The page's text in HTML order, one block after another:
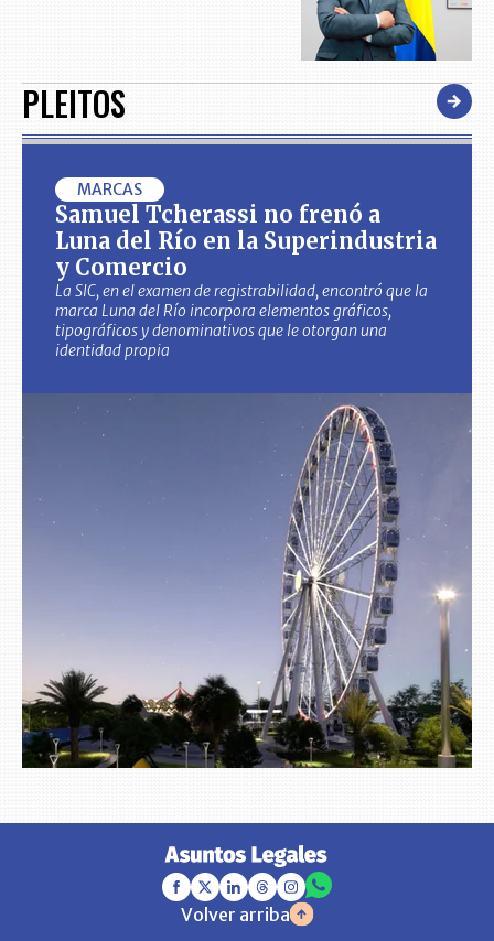
PLEITOS
MARCAS
Samuel Tcherassi no frenó a
Luna del Río en la Superindustria
y Comercio
La SIC, en el examen de registrabilidad, encontró que la
marca Luna del Río incorpora elementos gráficos,
tipográficos y denominativos que le otorgan una
identidad propia
Volver arriba